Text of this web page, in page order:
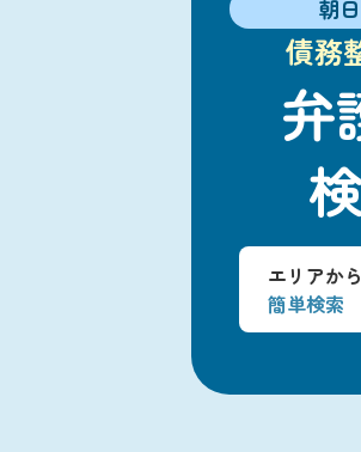
朝
債務
弁
エリアから
簡単検索